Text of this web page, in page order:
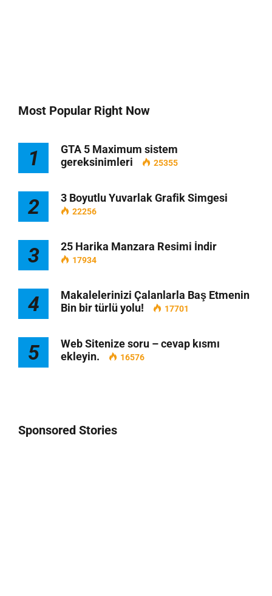
Most Popular Right Now
1
GTA 5 Maximum sistem
gereksinimleri
25355
2 3 Boyutlu Yuvarlak Grafik Simgesi
22256
3 25 Harika Manzara Resimi İndir
17934
4
Makalelerinizi Çalanlarla Baş Etmenin
Bin bir türlü yolu!
17701
5
Web Sitenize soru – cevap kısmı
ekleyin.
16576
Sponsored Stories